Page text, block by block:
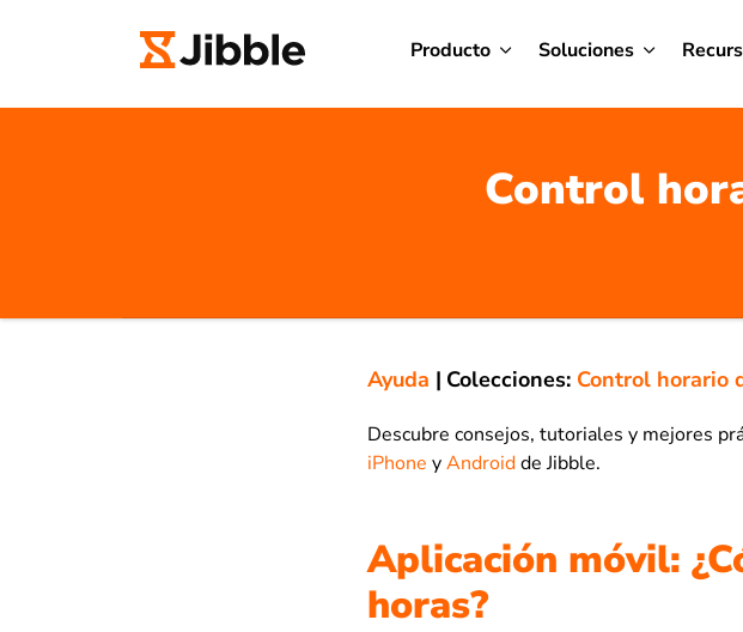
Producto Soluciones
Control
Ayuda | Colecciones: Control horario
Descubre consejos, tutoriales y mejores
iPhone yAndroidde Jibble.
Aplicación móvil:
horas?